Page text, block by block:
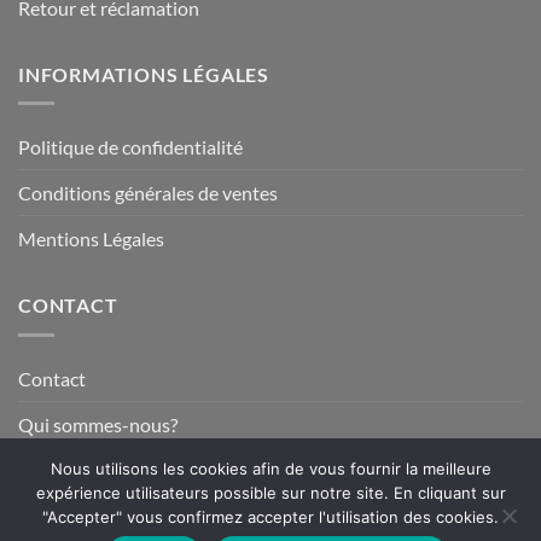
Retour et réclamation
INFORMATIONS LÉGALES
Politique de confidentialité
Conditions générales de ventes
Mentions Légales
CONTACT
Contact
Qui sommes-nous?
Visa MasterCardAmericanPayPal Stripe
Nous utilisons les cookies afin de vous fournir la meilleure
expérience utilisateurs possible sur notre site. En cliquant sur
"Accepter" vous confirmez accepter l'utilisation des cookies.